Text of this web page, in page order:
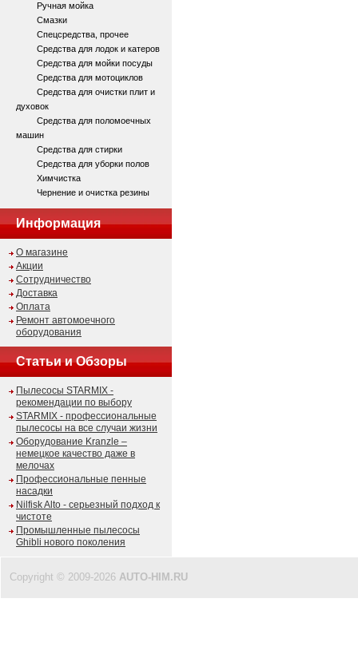
Ручная мойка
Смазки
Спецсредства, прочее
Средства для лодок и катеров
Средства для мойки посуды
Средства для мотоциклов
Средства для очистки плит и
духовок
Средства для поломоечных
машин
Средства для стирки
Средства для уборки полов
Химчистка
Чернение и очистка резины
Информация
О магазине
Акции
Сотрудничество
Доставка
Оплата
Ремонт автомоечного
оборудования
Статьи и Обзоры
Пылесосы STARMIX -
рекомендации по выбору
STARMIX - профессиональные
пылесосы на все случаи жизни
Оборудование Kranzle –
немецкое качество даже в
мелочах
Профессиональные пенные
насадки
Nilfisk Alto - серьезный подход к
чистоте
Промышленные пылесосы
Ghibli нового поколения
Copyright © 2009-2026 AUTO-HIM.RU